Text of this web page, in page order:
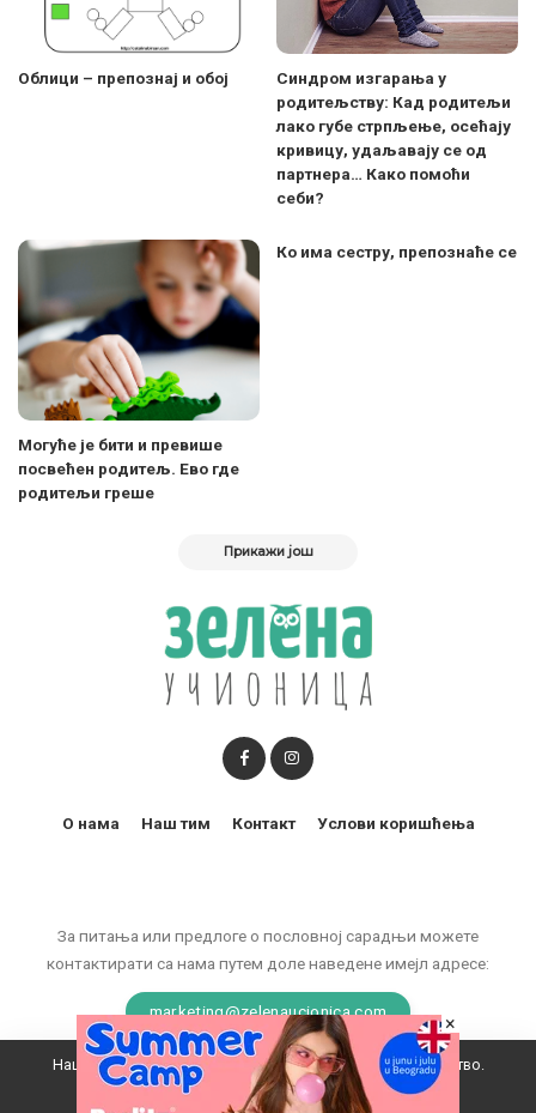
Облици – препознај и обој
Синдром изгарања у
родитељству: Кад родитељи
лако губе стрпљење, осећају
кривицу, удаљавају се од
партнера… Како помоћи
себи?
Могуће је бити и превише
посвећен родитељ. Ево где
родитељи греше
Ко има сестру, препознаће се
Прикажи још
За питања или предлоге о пословној сарадњи можете
контактирати са нама путем доле наведене имејл адресе:
marketing@zelenaucionica.com
О нама Наш тим Контакт Услови коришћења
© 2011-2024 Copyright by Zelena učionica. All Rights reserved.
Наш вебсајт користи колачиће да побољша ваше искуство.
Прихватам
×